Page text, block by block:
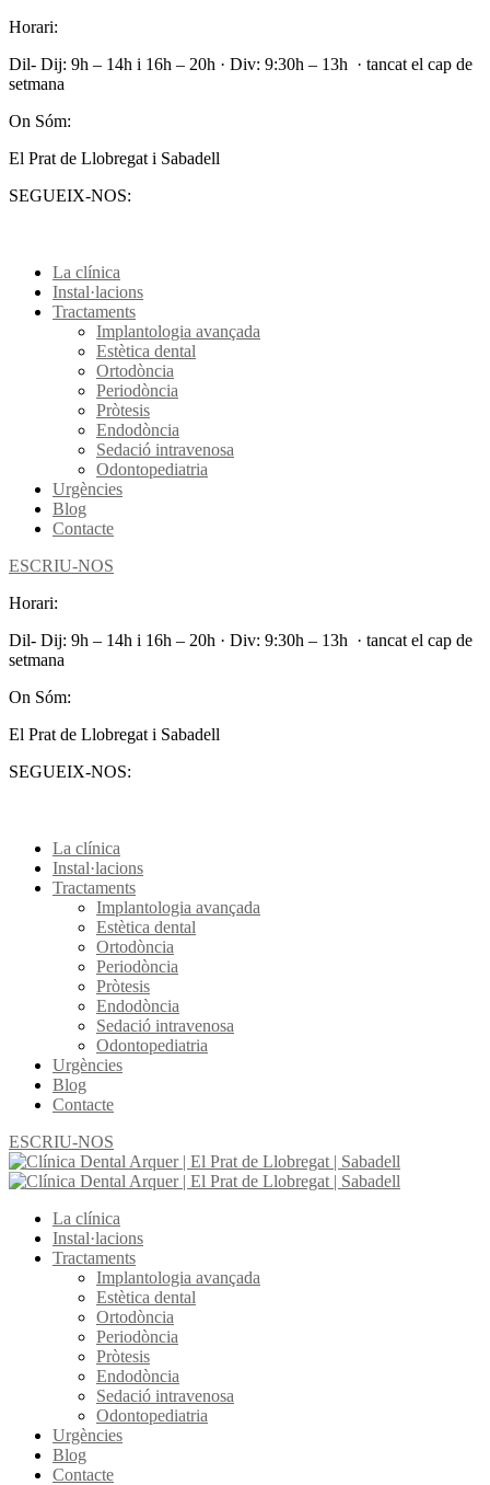
Horari:
Dil- Dij: 9h – 14h i 16h – 20h · Div: 9:30h – 13h · tancat el cap de
setmana
On Sóm:
El Prat de Llobregat i Sabadell
SEGUEIX-NOS:
La clínica
Instal·lacions
Tractaments
Implantologia avançada
Estètica dental
Ortodòncia
Periodòncia
Pròtesis
Endodòncia
Sedació intravenosa
Odontopediatria
Urgències
Blog
Contacte
ESCRIU-NOS
Horari:
Dil- Dij: 9h – 14h i 16h – 20h · Div: 9:30h – 13h · tancat el cap de
setmana
On Sóm:
El Prat de Llobregat i Sabadell
SEGUEIX-NOS:
La clínica
Instal·lacions
Tractaments
Implantologia avançada
Estètica dental
Ortodòncia
Periodòncia
Pròtesis
Endodòncia
Sedació intravenosa
Odontopediatria
Urgències
Blog
Contacte
ESCRIU-NOS
La clínica
Instal·lacions
Tractaments
Implantologia avançada
Estètica dental
Ortodòncia
Periodòncia
Pròtesis
Endodòncia
Sedació intravenosa
Odontopediatria
Urgències
Blog
Contacte